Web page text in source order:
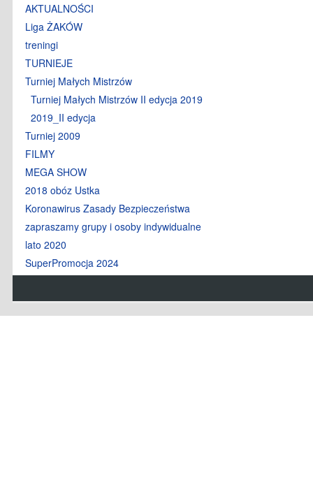
AKTUALNOŚCI
Liga ŻAKÓW
treningi
TURNIEJE
Turniej Małych Mistrzów
Turniej Małych Mistrzów II edycja 2019
2019_II edycja
Turniej 2009
FILMY
MEGA SHOW
2018 obóz Ustka
Koronawirus Zasady Bezpieczeństwa
zapraszamy grupy i osoby indywidualne
lato 2020
SuperPromocja 2024